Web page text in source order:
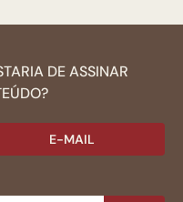
DE ASSINAR
E-MAIL